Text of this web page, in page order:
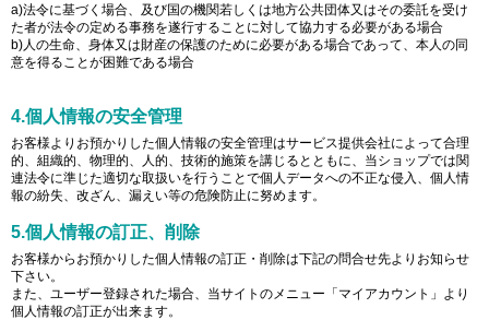
a)法令に基づく場合、及び国の機関若しくは地方公共団体又はその委託を受け
た者が法令の定める事務を遂行することに対して協力する必要がある場合
b)人の生命、身体又は財産の保護のために必要がある場合であって、本人の同
意を得ることが困難である場合
4.個人情報の安全管理
お客様よりお預かりした個人情報の安全管理はサービス提供会社によって合理
的、組織的、物理的、人的、技術的施策を講じるとともに、当ショップでは関
連法令に準じた適切な取扱いを行うことで個人データへの不正な侵入、個人情
報の紛失、改ざん、漏えい等の危険防止に努めます。
5.個人情報の訂正、削除
お客様からお預かりした個人情報の訂正・削除は下記の問合せ先よりお知らせ
下さい。
また、ユーザー登録された場合、当サイトのメニュー「マイアカウント」より
個人情報の訂正が出来ます。